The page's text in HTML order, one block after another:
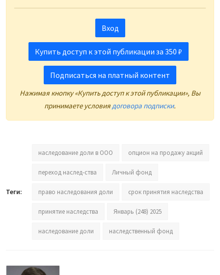
Вход
Купить доступ к этой публикации за 350 ₽
Подписаться на платный контент
Нажимая кнопку «Купить доступ к этой публикации», Вы
принимаете условия договора подписки.
Теги:
наследование доли в ООО опцион на продажу акций
переход наслед-ства Личный фонд
право наследования доли срок принятия наследства
принятие наследства Январь (248) 2025
наследование доли наследственный фонд